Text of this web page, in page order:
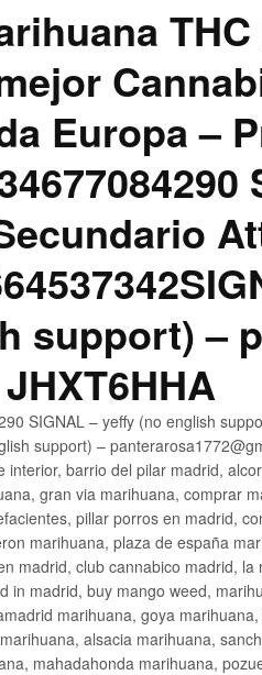
Europa –
support) –
SIGNAL – yeffy (no english
support) –
interior, barrio del pilar madrid,
gran via marihuana, comprar
pillar porros en madrid,
marihuana, plaza de españa
madrid, club cannabico madrid,
in madrid, buy mango weed,
marihuana, goya
alsacia marihuana,
mahadahonda marihuana,